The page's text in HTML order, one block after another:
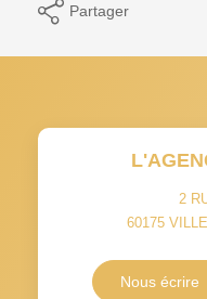
Partager
2
60175
Nous écrire